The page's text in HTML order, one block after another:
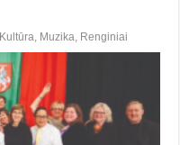
Kultūra, Muzika, Renginiai